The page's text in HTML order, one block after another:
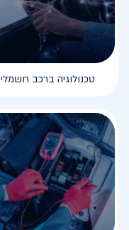
טכנולוגיה ברכב חשמלי